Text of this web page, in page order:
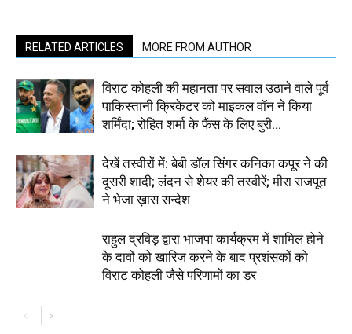
RELATED ARTICLES MORE FROM AUTHOR
विराट कोहली की महानता पर सवाल उठाने वाले पूर्व
पाकिस्तानी क्रिकेटर को माइकल वॉन ने किया
शर्मिंदा; रोहित शर्मा के फैंस के लिए बुरी...
देखें तस्वीरों में: बेबी डॉल सिंगर कनिका कपूर ने की
दूसरी शादी; लंदन से शेयर की तस्वीरें; मीरा राजपूत
ने भेजा ख़ास सन्देश
राहुल द्रविड़ द्वारा भाजपा कार्यक्रम में शामिल होने
के दावों को खारिज करने के बाद प्रशंसकों को
विराट कोहली जैसे परिणामों का डर